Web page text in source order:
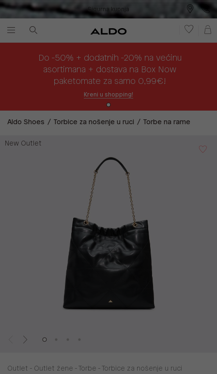
Sigurna kupnja
Do -50% + dodatnih -20% na većinu
asortimana + dostava na Box Now
paketomate za samo 0,99€!
Kreni u shopping!
Aldo Shoes Torbice za nošenje u ruci Torbe na rame
New Outlet
Outlet - Outlet žene - Torbe - Torbice za nošenje u ruci